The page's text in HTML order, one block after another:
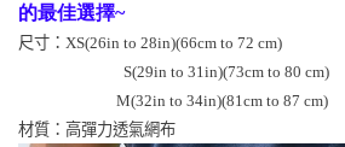
的最佳選擇~
尺寸： XS(26in to 28in)(66cm to 72 cm)
S(29in to 31in)(73cm to 80 cm)
M(32in to 34in)(81cm to 87 cm)
材質：高彈力透氣網布